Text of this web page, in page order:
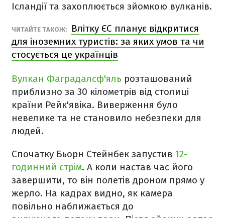
Ісландії та захоплюється зйомкою вулканів.
ЧИТАЙТЕ ТАКОЖ:
Влітку ЄС планує відкритися
для іноземних туристів: за яких умов та чи
стосується це українців
Вулкан Фаградалсф'яль розташований
приблизно за 30 кілометрів від столиці
країни Рейк'явіка. Виверження було
невелике та не становило небезпеки для
людей.
Спочатку Бьорн Стейнбек запустив 12-
годинний стрім. А коли настав час його
завершити, то він полетів дроном прямо у
жерло. На кадрах видно, як камера
повільно наближається до